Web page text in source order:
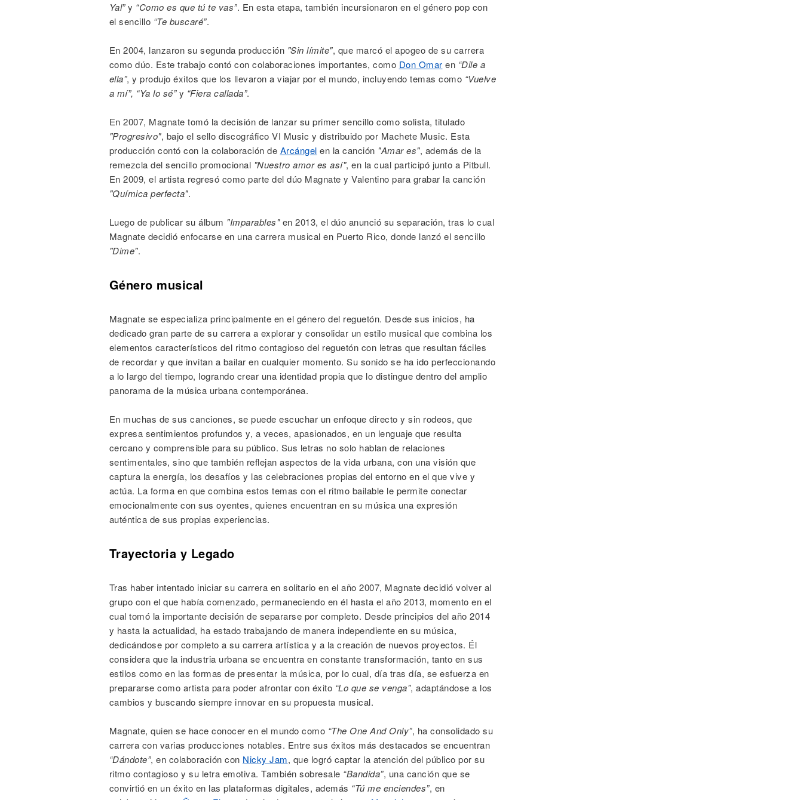
Yal”y “Como es que tú te vas”. En esta etapa, también incursionaron en el género pop con
el sencillo “Te buscaré”.
En 2004, lanzaron su segunda producción "Sin límite", que marcó el apogeo de su carrera
como dúo. Este trabajo contó con colaboraciones importantes, como Don Omar en “Dile a
ella”, y produjo éxitos que los llevaron a viajar por el mundo, incluyendo temas como “Vuelve
a mí”, “Ya lo sé”y “Fiera callada”.
En 2007, Magnate tomó la decisión de lanzar su primer sencillo como solista, titulado
"Progresivo", bajo el sello discográfico VI Music y distribuido por Machete Music. Esta
producción contó con la colaboración de Arcángel en la canción "Amar es", además de la
remezcla del sencillo promocional "Nuestro amor es así", en la cual participó junto a Pitbull.
En 2009, el artista regresó como parte del dúo Magnate y Valentino para grabar la canción
"Química perfecta".
Luego de publicar su álbum "Imparables"en 2013, el dúo anunció su separación, tras lo cual
Magnate decidió enfocarse en una carrera musical en Puerto Rico, donde lanzó el sencillo
"Dime".
Género musical
Magnate se especializa principalmente en el género del reguetón. Desde sus inicios, ha
dedicado gran parte de su carrera a explorar y consolidar un estilo musical que combina los
elementos característicos del ritmo contagioso del reguetón con letras que resultan fáciles
de recordar y que invitan a bailar en cualquier momento. Su sonido se ha ido perfeccionando
a lo largo del tiempo, logrando crear una identidad propia que lo distingue dentro del amplio
panorama de la música urbana contemporánea.
En muchas de sus canciones, se puede escuchar un enfoque directo y sin rodeos, que
expresa sentimientos profundos y, a veces, apasionados, en un lenguaje que resulta
cercano y comprensible para su público. Sus letras no solo hablan de relaciones
sentimentales, sino que también reflejan aspectos de la vida urbana, con una visión que
captura la energía, los desafíos y las celebraciones propias del entorno en el que vive y
actúa. La forma en que combina estos temas con el ritmo bailable le permite conectar
emocionalmente con sus oyentes, quienes encuentran en su música una expresión
auténtica de sus propias experiencias.
Trayectoria y Legado
Tras haber intentado iniciar su carrera en solitario en el año 2007, Magnate decidió volver al
grupo con el que había comenzado, permaneciendo en él hasta el año 2013, momento en el
cual tomó la importante decisión de separarse por completo. Desde principios del año 2014
y hasta la actualidad, ha estado trabajando de manera independiente en su música,
dedicándose por completo a su carrera artística y a la creación de nuevos proyectos. Él
considera que la industria urbana se encuentra en constante transformación, tanto en sus
estilos como en las formas de presentar la música, por lo cual, día tras día, se esfuerza en
prepararse como artista para poder afrontar con éxito “Lo que se venga”, adaptándose a los
cambios y buscando siempre innovar en su propuesta musical.
Magnate, quien se hace conocer en el mundo como “The One And Only”, ha consolidado su
carrera con varias producciones notables. Entre sus éxitos más destacados se encuentran
“Dándote”, en colaboración con Nicky Jam, que logró captar la atención del público por su
ritmo contagioso y su letra emotiva. También sobresale “Bandida”, una canción que se
convirtió en un éxito en las plataformas digitales, además “Tú me enciendes”, en